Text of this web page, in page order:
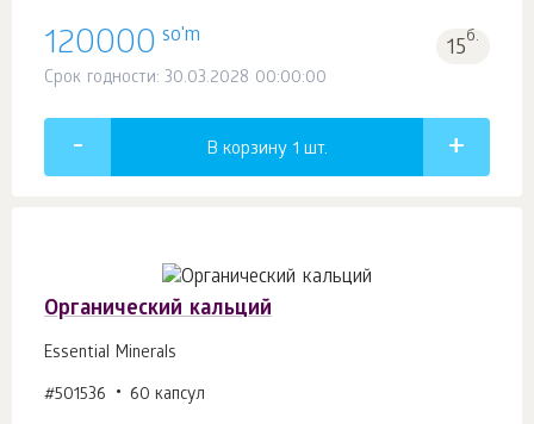
120000 so'm 15б.
Срок годности: 30.03.2028 00:00:00
В корзину 1 шт.
Органический кальций
Essential Minerals
#501536 60 капсул